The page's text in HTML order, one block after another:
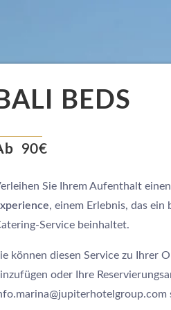
BALI BEDS
90€
Sie Ihrem Aufenthalt
, einem Erlebnis, das ein
Service beinhaltet.
können diesen Service zu Ihrer
oder Ihre